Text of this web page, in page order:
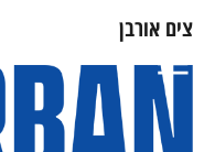
צים אורבן